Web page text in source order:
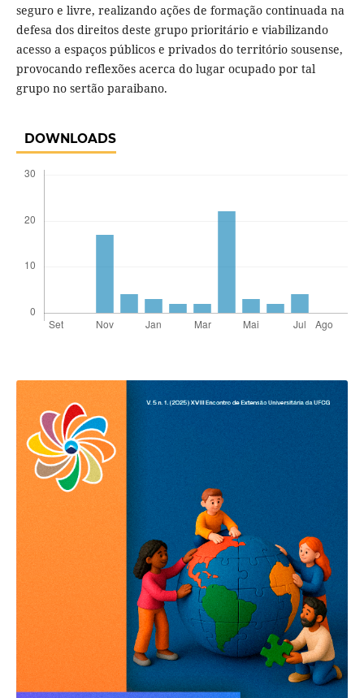
seguro e livre, realizando ações de formação continuada na
defesa dos direitos deste grupo prioritário e viabilizando
acesso a espaços públicos e privados do território sousense,
provocando reflexões acerca do lugar ocupado por tal
grupo no sertão paraibano.
DOWNLOADS